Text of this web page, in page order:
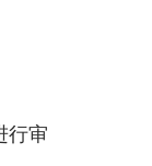
行审